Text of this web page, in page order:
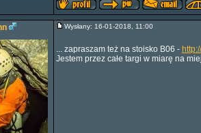
Wysłany: 16-01-2018, 11:00
... zapraszam też na stoisko B06 -
Jestem przez całe targi w miarę na